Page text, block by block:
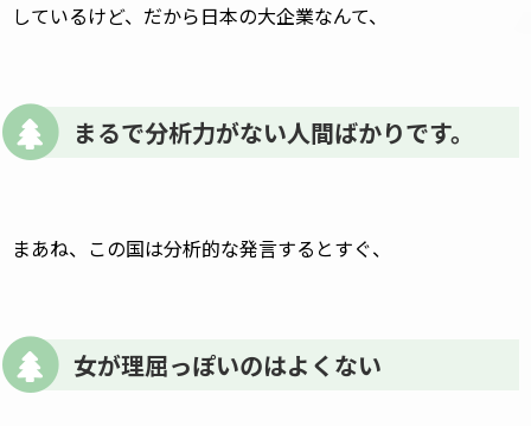
しているけど、だから日本の大企業なんて、
まるで分析力がない人間ばかりです。
まあね、この国は分析的な発言するとすぐ、
女が理屈っぽいのはよくない